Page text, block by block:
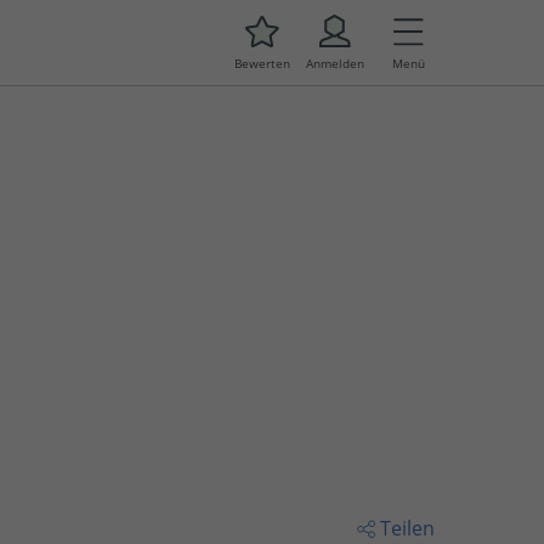
Bewerten Anmelden Menü
Teilen